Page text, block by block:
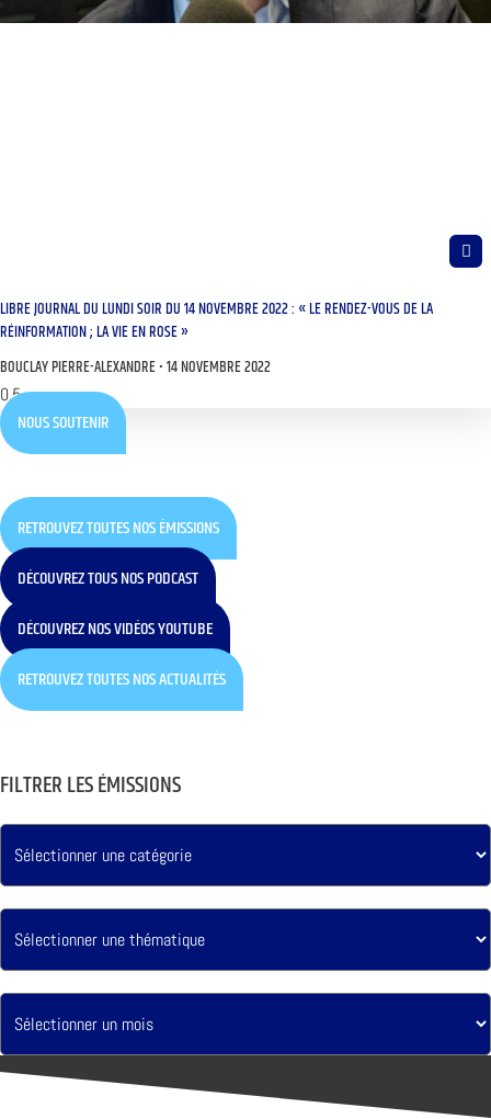
LIBRE JOURNAL DU LUNDI SOIR DU 14 NOVEMBRE 2022 : « LE RENDEZ-VOUS DE LA
RÉINFORMATION ; LA VIE EN ROSE »
BOUCLAY PIERRE-ALEXANDRE 14 NOVEMBRE 2022
NOUS SOUTENIR
RETROUVEZ TOUTES NOS ÉMISSIONS
DÉCOUVREZ TOUS NOS PODCAST
DÉCOUVREZ NOS VIDÉOS YOUTUBE
RETROUVEZ TOUTES NOS ACTUALITÉS
FILTRER LES ÉMISSIONS